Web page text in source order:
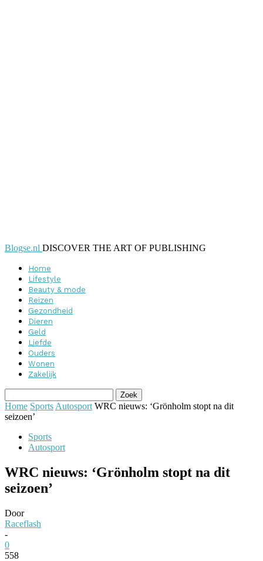
Blogse.nl DISCOVER THE ART OF PUBLISHING
Home
Lifestyle
Beauty & mode
Reizen
Gezondheid
Dieren
Geld
Liefde
Ouders
Wonen
Zakelijk
Home Sports Autosport WRC nieuws: ‘Grönholm stopt na dit
seizoen’
Sports
Autosport
WRC nieuws: ‘Grönholm stopt na dit
seizoen’
Door
Raceflash
-
0
558